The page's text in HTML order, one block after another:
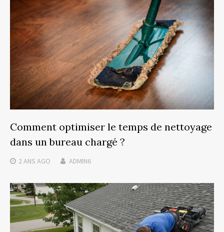
Comment optimiser le temps de nettoyage
dans un bureau chargé ?
2 ANS AGO ADMIN6